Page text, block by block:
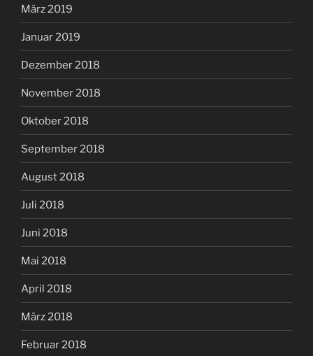
März 2019
Januar 2019
Dezember 2018
November 2018
Oktober 2018
September 2018
August 2018
Juli 2018
Juni 2018
Mai 2018
April 2018
März 2018
Februar 2018